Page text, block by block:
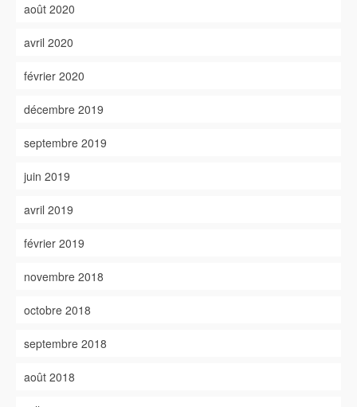
août 2020
avril 2020
février 2020
décembre 2019
septembre 2019
juin 2019
avril 2019
février 2019
novembre 2018
octobre 2018
septembre 2018
août 2018